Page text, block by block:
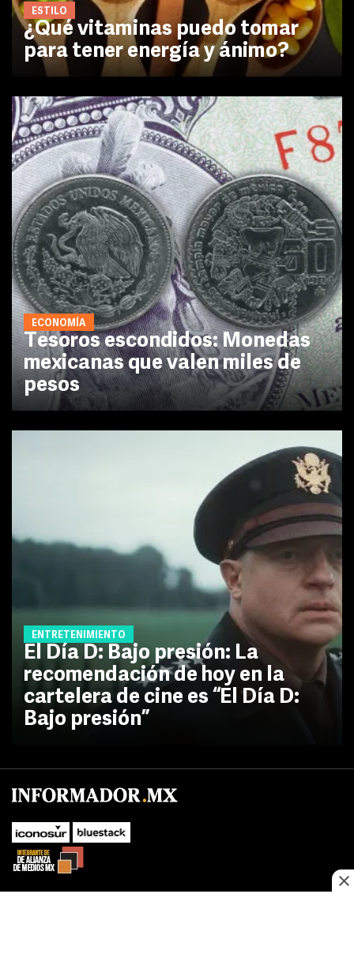
ESTILO
¿Qué vitaminas puedo tomar
para tener energía y ánimo?
ECONOMÍA
Tesoros escondidos: Monedas
mexicanas que valen miles de
pesos
ENTRETENIMIENTO
El Día D: Bajo presión: La
recomendación de hoy en la
cartelera de cine es “El Día D:
Bajo presión”